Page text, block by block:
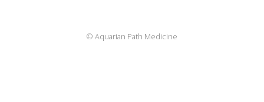
© Aquarian Path Medicine